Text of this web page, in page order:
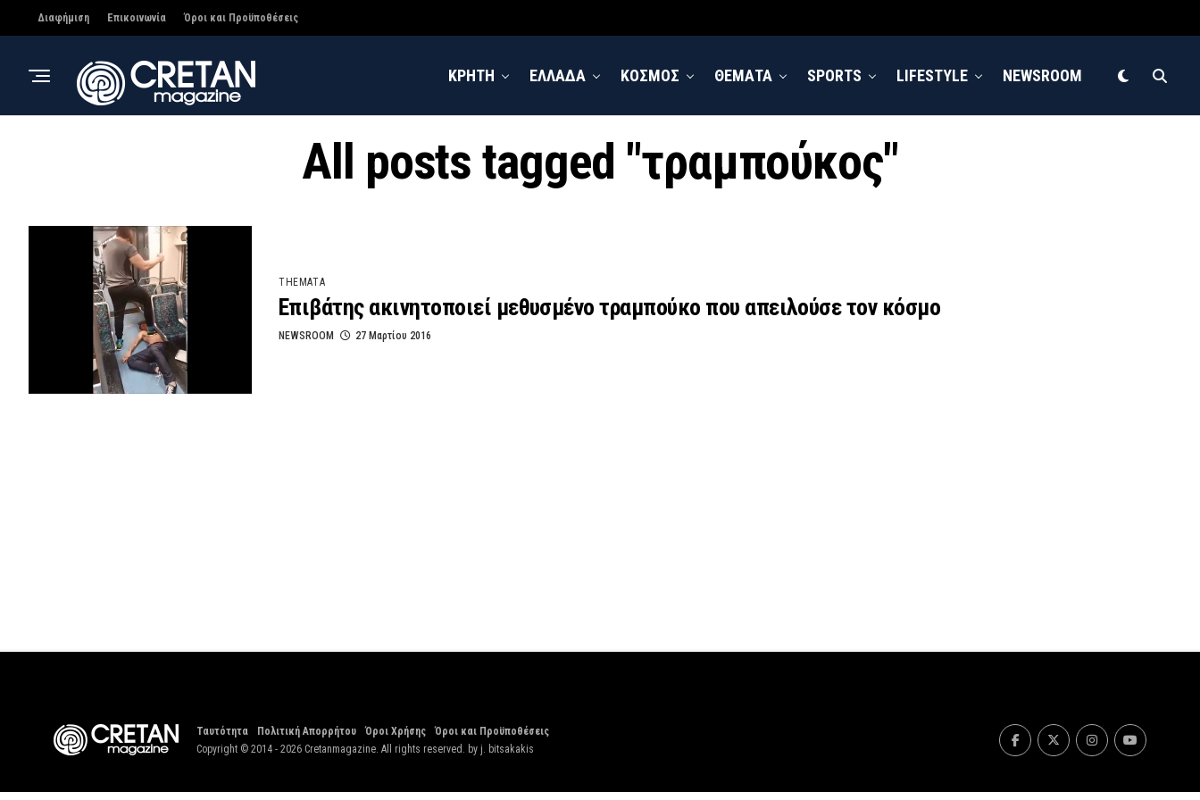
Διαφήμιση Επικοινωνία Όροι και Προϋποθέσεις
ΚΡΗΤΗ ΕΛΛΑΔΑ ΚΟΣΜΟΣ ΘΕΜΑΤΑ SPORTS LIFESTYLE NEWSROOM
All posts tagged "τραμπούκος"
THEMATA
Επιβάτης ακινητοποιεί μεθυσμένο τραμπούκο που απειλούσε τον κόσμο
NEWSROOM 27 Μαρτίου 2016
Ταυτότητα Πολιτική Απορρήτου Όροι Χρήσης
Όροι και Προϋποθέσεις
Copyright © 2014 - 2026 Cretanmagazine. All rights reserved. by j. bitsakakis